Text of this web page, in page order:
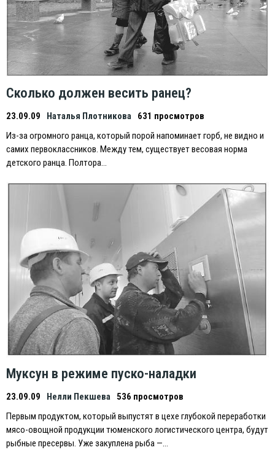
Сколько должен весить ранец?
23.09.09 Наталья Плотникова
631 просмотров
Из-за огромного ранца, который порой напоминает горб, не видно и
самих первоклассников. Между тем, существует весовая норма
детского ранца. Полтора…
Муксун в режиме пуско-наладки
23.09.09 Нелли Пекшева 536 просмотров
Первым продуктом, который выпустят в цехе глубокой переработки
мясо-овощной продукции тюменского логистического центра, будут
рыбные пресервы. Уже закуплена рыба —…